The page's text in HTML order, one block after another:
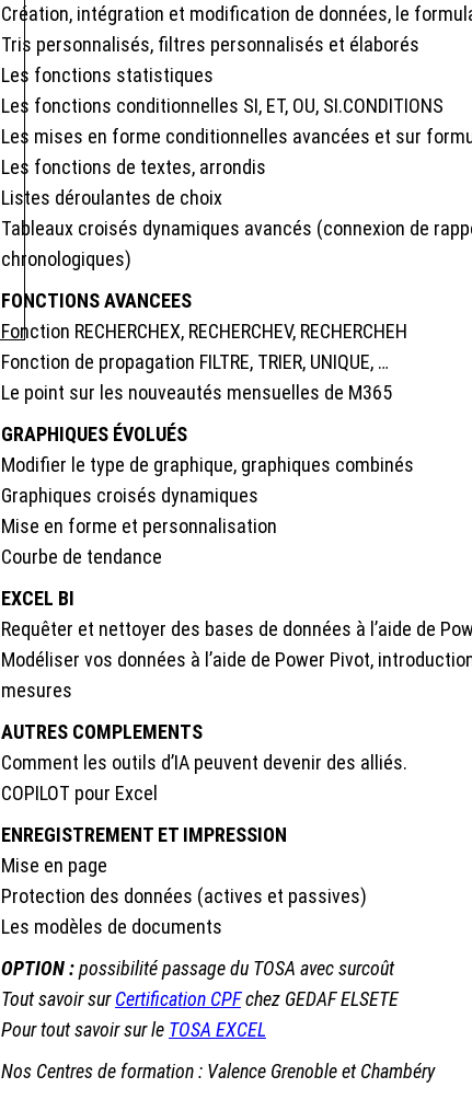
Création, intégration et modification de données, le
Tris personnalisés, filtres personnalisés et élaborés
Les fonctions statistiques
Les fonctions conditionnelles SI, ET, OU, SI.CONDITIONS
Les mises en forme conditionnelles avancées et sur
Les fonctions de textes, arrondis
Listes déroulantes de choix
Tableaux croisés dynamiques avancés (connexion de
chronologiques)
FONCTIONS AVANCEES
Fonction RECHERCHEX, RECHERCHEV, RECHERCHEH
Fonction de propagation FILTRE, TRIER, UNIQUE, …
Le point sur les nouveautés mensuelles de M365
GRAPHIQUES ÉVOLUÉS
Modifier le type de graphique, graphiques combinés
Graphiques croisés dynamiques
Mise en forme et personnalisation
Courbe de tendance
EXCEL BI
Requêter et nettoyer des bases de données à l’aide de
Modéliser vos données à l’aide de Power Pivot,
mesures
AUTRES COMPLEMENTS
Comment les outils d’IA peuvent devenir des alliés.
COPILOT pour Excel
ENREGISTREMENT ET IMPRESSION
Mise en page
Protection des données (actives et passives)
Les modèles de documents
OPTION :possibilité passage du TOSA avec surcoût
Tout savoir surCertification CPFchez GEDAF ELSETE
Pour tout savoir sur le TOSA EXCEL
Nos Centres de formation : Valence Grenoble et Chambéry